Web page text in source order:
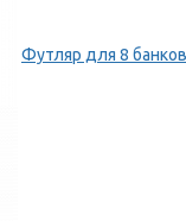
Футляр для 8